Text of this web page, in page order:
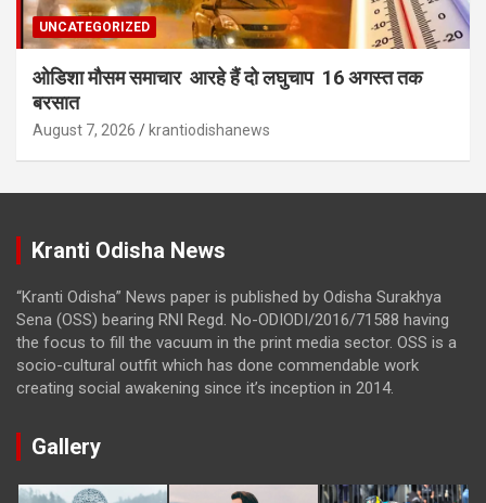
UNCATEGORIZED
ओडिशा मौसम समाचार आरहे हैं दो लघुचाप 16 अगस्त तक
बरसात
August 7, 2026 krantiodishanews
Kranti Odisha News
“Kranti Odisha” News paper is published by Odisha Surakhya
Sena (OSS) bearing RNI Regd. No-ODIODI/2016/71588 having
the focus to fill the vacuum in the print media sector. OSS is a
socio-cultural outfit which has done commendable work
creating social awakening since it’s inception in 2014.
Gallery